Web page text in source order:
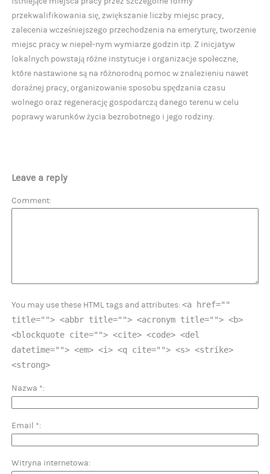
przekwalifikowania się, zwiększanie liczby miejsc pracy,
zalecenia wcześniejszego przechodzenia na emeryturę, tworzenie
miejsc pracy w niepeł-nym wymiarze godzin itp. Z inicjatyw
lokalnych powstają różne instytucje i organizacje społeczne,
które nastawione są na różnorodną pomoc w znalezieniu nawet
doraźnej pracy, organizowanie sposobu spędzania czasu
wolnego oraz regenerację gospodarczą danego terenu w celu
poprawy warunków życia bezrobotnego i jego rodziny.
Leave a reply
Comment
You may use these HTML tags and attributes:<a href=""
title=""> <abbr title=""> <acronym title=""> <b>
<blockquote cite=""> <cite> <code> <del
datetime=""> <em> <i> <q cite=""> <s> <strike>
<strong>
Nazwa *
Email *
Witryna internetowa